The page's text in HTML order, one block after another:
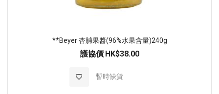
**Beyer 杏脯果醬(96%水果含量)240g
護協價 HK$38.00
暫時缺貨
加入至願望清單